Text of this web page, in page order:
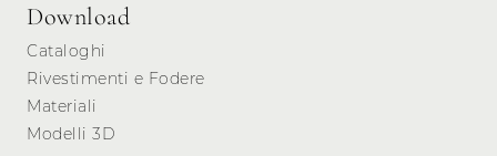
Download
Cataloghi
Rivestimenti e Fodere
Materiali
Modelli 3D